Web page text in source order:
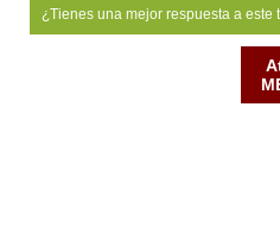
¿Tienes una mejor respuesta a